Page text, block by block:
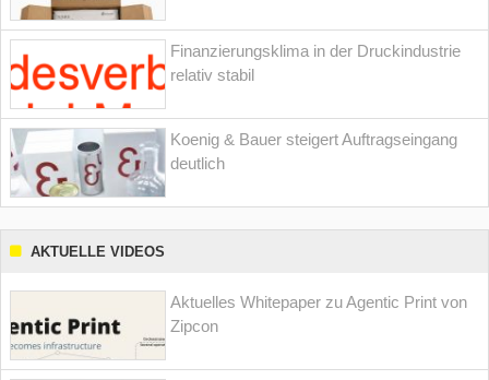
Finanzierungsklima in der Druckindustrie
relativ stabil
Koenig & Bauer steigert Auftragseingang
deutlich
AKTUELLE VIDEOS
Aktuelles Whitepaper zu Agentic Print von
Zipcon